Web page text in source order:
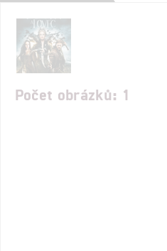
Počet obrázků: 1